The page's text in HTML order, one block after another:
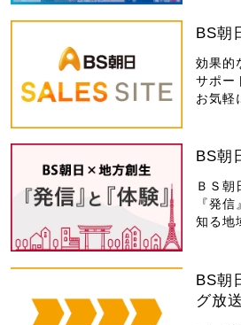
BS朝
効果的
サポー
お気軽
BS朝
ＢＳ朝
『発
知る地
BS朝
グ放